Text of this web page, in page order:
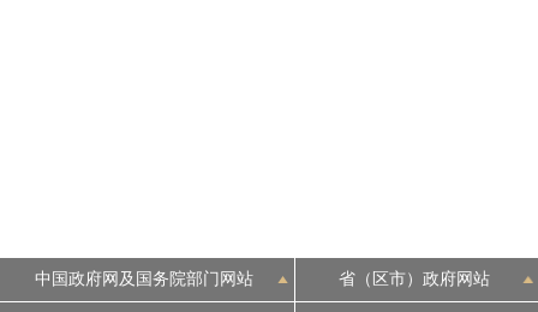
中国政府网及国务院部门网站 省（区市）政府网站